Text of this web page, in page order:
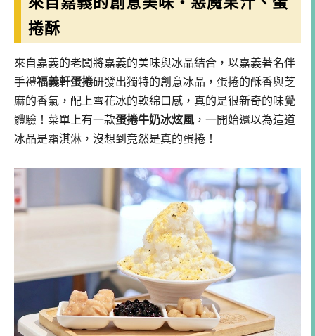
捲酥
來自嘉義的老闆將嘉義的美味與冰品結合，以嘉義著名伴
手禮福義軒蛋捲研發出獨特的創意冰品，蛋捲的酥香與芝
麻的香氣，配上雪花冰的軟綿口感，真的是很新奇的味覺
體驗！菜單上有一款蛋捲牛奶冰炫風 ，一開始還以為這道
冰品是霜淇淋，沒想到竟然是真的蛋捲！